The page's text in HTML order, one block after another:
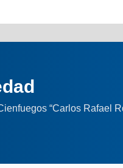
“Carlos Rafael